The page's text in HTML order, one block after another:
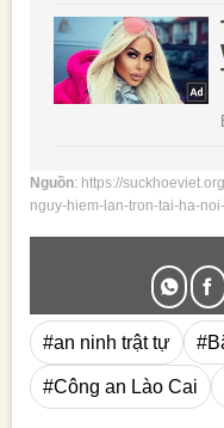
Nguồn: https://
nguy-hiem-lan-tron-tai-ha-
#an ninh trật tự
#Công an Lào Cai